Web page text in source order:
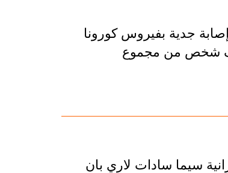
اعلنت المتحدثة بأسم وزارة الصحة الايرانية، عن تسجيل 2573 إصابة جدية بفيروس كورونا
الـ24 الماضية، لافتة الى تعافي اكثر من 166 ألف شخص من مجموع
سيما سادات لاري بان